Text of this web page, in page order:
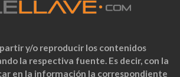
y/o reproducir los contenidos
la respectiva fuente. Es decir, con la
en la información la correspondiente